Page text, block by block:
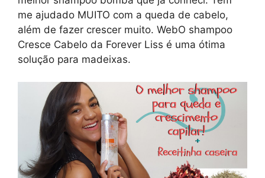
me ajudado MUITO com a queda de cabelo,
além de fazer crescer muito. WebO shampoo
Cresce Cabelo da Forever Liss é uma ótima
solução para madeixas.